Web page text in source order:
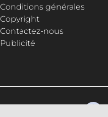
Conditions générales
Copyright
Contactez-nous
Publicité